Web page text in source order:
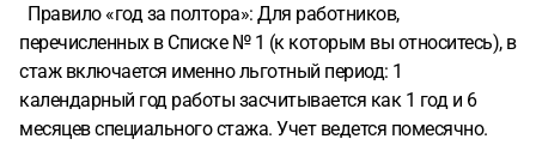
Правило «год за полтора»: Для работников,
перечисленных в Списке № 1 (к которым вы относитесь), в
стаж включается именно льготный период: 1
календарный год работы засчитывается как 1 год и 6
месяцев специального стажа. Учет ведется помесячно.